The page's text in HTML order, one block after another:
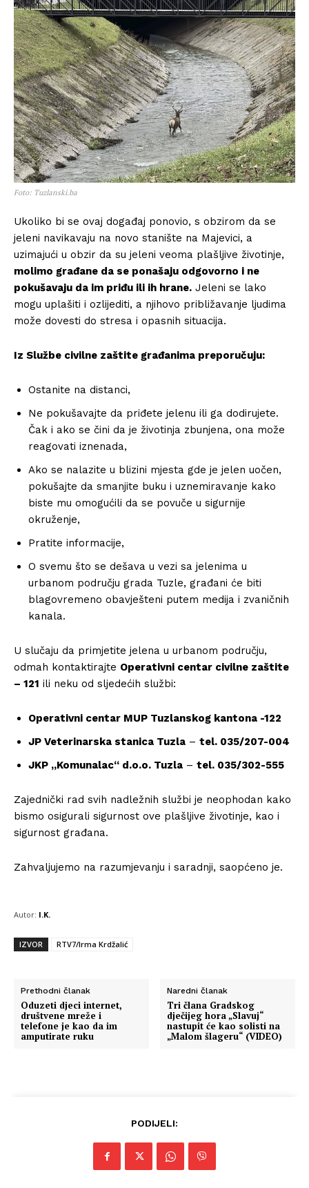
Foto: Tuzlanski.ba
Ukoliko bi se ovaj događaj ponovio, s obzirom da se
jeleni navikavaju na novo stanište na Majevici, a
uzimajući u obzir da su jeleni veoma plašljive životinje,
molimo građane da se ponašaju odgovorno i ne
pokušavaju da im priđu ili ih hrane. Jeleni se lako
mogu uplašiti i ozlijediti, a njihovo približavanje ljudima
može dovesti do stresa i opasnih situacija.
Iz Službe civilne zaštite građanima preporučuju:
Ostanite na distanci,
Ne pokušavajte da priđete jelenu ili ga dodirujete.
Čak i ako se čini da je životinja zbunjena, ona može
reagovati iznenada,
Ako se nalazite u blizini mjesta gde je jelen uočen,
pokušajte da smanjite buku i uznemiravanje kako
biste mu omogućili da se povuče u sigurnije
okruženje,
Pratite informacije,
O svemu što se dešava u vezi sa jelenima u
urbanom području grada Tuzle, građani će biti
blagovremeno obavješteni putem medija i zvaničnih
kanala.
U slučaju da primjetite jelena u urbanom području,
odmah kontaktirajte Operativni centar civilne zaštite
– 121 ili neku od sljedećih službi:
Operativni centar MUP Tuzlanskog kantona -122
JP Veterinarska stanica Tuzla – tel. 035/207-004
JKP „Komunalac“ d.o.o. Tuzla – tel. 035/302-555
Zajednički rad svih nadležnih službi je neophodan kako
bismo osigurali sigurnost ove plašljive životinje, kao i
sigurnost građana.
Zahvaljujemo na razumjevanju i saradnji, saopćeno je.
Autor: I.K.
IZVOR RTV7/Irma Krdžalić
Prethodni članak
Oduzeti djeci internet,
društvene mreže i
telefone je kao da im
amputirate ruku
Naredni članak
Tri člana Gradskog
dječijeg hora „Slavuj“
nastupit će kao solisti na
„Malom šlageru“ (VIDEO)
PODIJELI: